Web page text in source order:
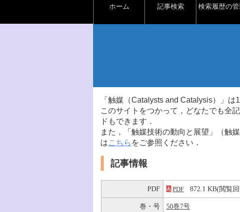
ホーム 記事検索 検索履歴の管
「触媒（Catalysts and Catalysis）」
このサイトをつかって，どなたでも全
ドもできます．
また，「触媒技術の動向と展望」（触
はこちら をご参照ください．
記事情報
PDF PDF 872.1 KB(閲覧
巻・号 50巻7号